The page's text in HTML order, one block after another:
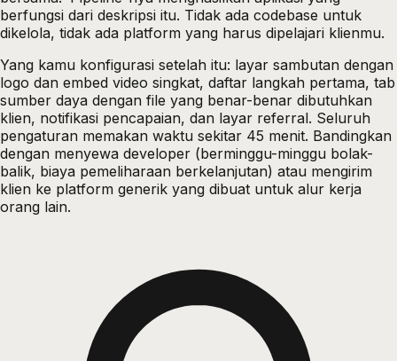
berfungsi dari deskripsi itu. Tidak ada codebase untuk
dikelola, tidak ada platform yang harus dipelajari klienmu.
Yang kamu konfigurasi setelah itu: layar sambutan dengan
logo dan embed video singkat, daftar langkah pertama, tab
sumber daya dengan file yang benar-benar dibutuhkan
klien, notifikasi pencapaian, dan layar referral. Seluruh
pengaturan memakan waktu sekitar 45 menit. Bandingkan
dengan menyewa developer (berminggu-minggu bolak-
balik, biaya pemeliharaan berkelanjutan) atau mengirim
klien ke platform generik yang dibuat untuk alur kerja
orang lain.